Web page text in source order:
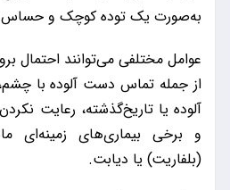
به‌صورت یک توده کوچک و حساس
عوامل مختلفی می‌توانند احتمال
از جمله تماس دست آلوده با چشم،
آلوده یا تاریخ‌گذشته، رعایت
و برخی بیماری‌های زمینه‌ای
(بلفاریت) یا دیابت.